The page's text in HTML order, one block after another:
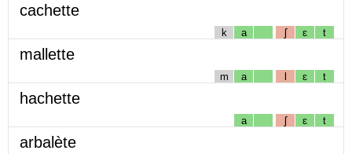
cachette
k a ʃ ɛ t
mallette
m a l ɛ t
hachette
a ʃ ɛ t
arbalète